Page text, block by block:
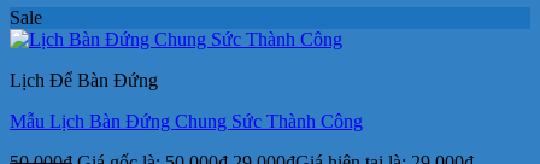
Sale
Lịch Để Bàn Đứng
Mẫu Lịch Bàn Đứng Chung Sức Thành Công